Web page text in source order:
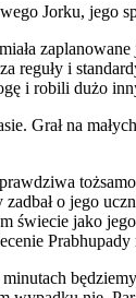
Jorku, jego
reguły i
i robili dużo
Grał na
zadbał o jego
świecie jako